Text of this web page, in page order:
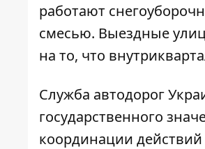
работают
смесью. Выездные
на то, что
Служба автодорог
государственного
координации